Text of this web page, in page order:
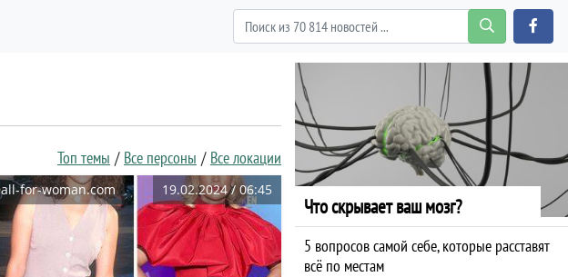
Топ темы Все персоны Все локации
all-for-woman.com 19.02.2024 / 06:45
Что скрывает ваш мозг?
5 вопросов самой себе, которые расставят
всё по местам